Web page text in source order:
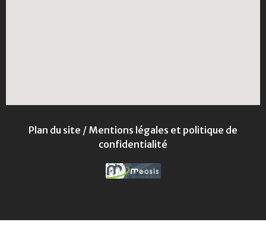
Plan du site / Mentions légales et politique de
confidentialité